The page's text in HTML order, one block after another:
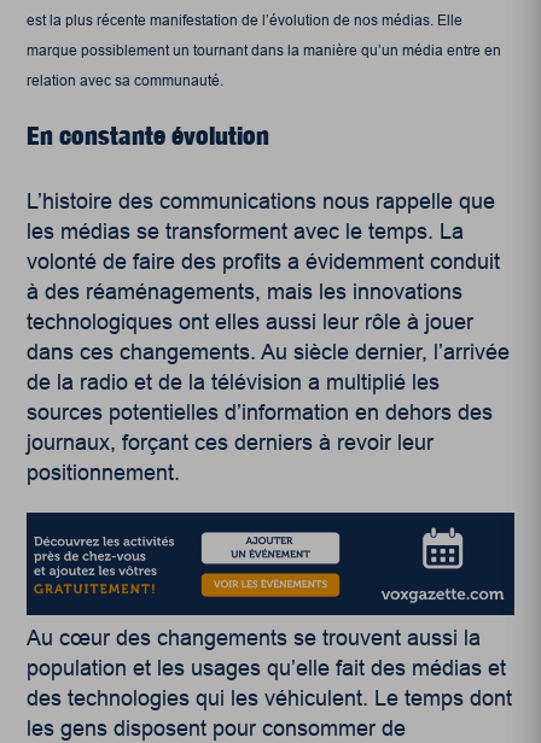
est la plus récente manifestation de l’évolution de nos médias. Elle
marque possiblement un tournant dans la manière qu’un média entre en
relation avec sa communauté.
En constante évolution
L’histoire des communications nous rappelle que
les médias se transforment avec le temps. La
volonté de faire des profits a évidemment conduit
à des réaménagements, mais les innovations
technologiques ont elles aussi leur rôle à jouer
dans ces changements. Au siècle dernier, l’arrivée
de la radio et de la télévision a multiplié les
sources potentielles d’information en dehors des
journaux, forçant ces derniers à revoir leur
positionnement.
Au cœur des changements se trouvent aussi la
population et les usages qu’elle fait des médias et
des technologies qui les véhiculent. Le temps dont
les gens disposent pour consommer de